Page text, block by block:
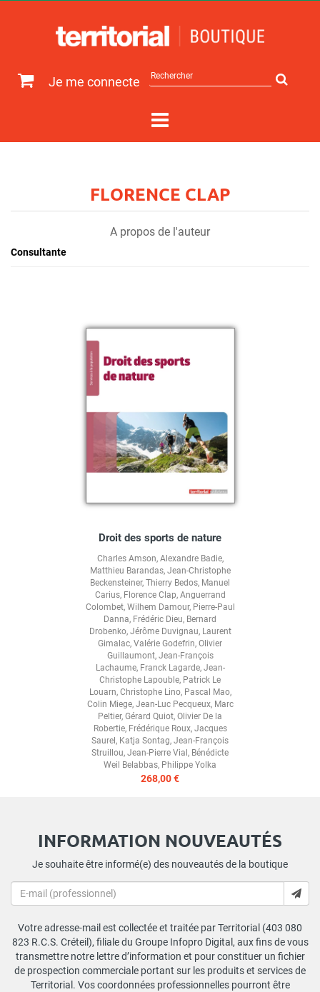
Je me connecte
sur
FLORENCE CLAP
A propos de l'auteur
Consultante
Droit des sports de nature
Charles Amson, Alexandre Badie,
Matthieu Barandas, Jean-Christophe
Beckensteiner, Thierry Bedos, Manuel
Carius, Florence Clap, Anguerrand
Colombet, Wilhem Damour, Pierre-Paul
Danna, Frédéric Dieu, Bernard
Drobenko, Jérôme Duvignau, Laurent
Gimalac, Valérie Godefrin, Olivier
Guillaumont, Jean-François
Lachaume, Franck Lagarde, Jean-
Christophe Lapouble, Patrick Le
Louarn, Christophe Lino, Pascal Mao,
Colin Miege, Jean-Luc Pecqueux, Marc
Peltier, Gérard Quiot, Olivier De la
Robertie, Frédérique Roux, Jacques
Saurel, Katja Sontag, Jean-François
Struillou, Jean-Pierre Vial, Bénédicte
Weil Belabbas, Philippe Yolka
268,00 €
INFORMATION NOUVEAUTÉS
Je souhaite être informé(e) des nouveautés de la boutique
Votre adresse-mail est collectée et traitée par Territorial (403 080
823 R.C.S. Créteil), filiale du Groupe Infopro Digital, aux fins de vous
transmettre notre lettre d’information et pour constituer un fichier
de prospection commerciale portant sur les produits et services de
Territorial. Vos coordonnées professionnelles pourront être